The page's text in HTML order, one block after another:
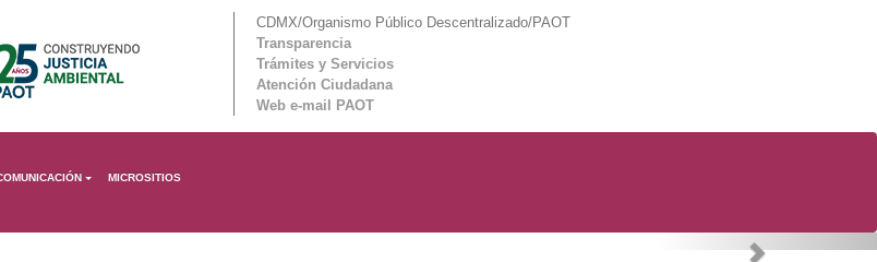
CDMX/Organismo Público Descentralizado/PAOT
Transparencia
Trámites y Servicios
Atención Ciudadana
Web e-mail PAOT
MICROSITIOS
Next